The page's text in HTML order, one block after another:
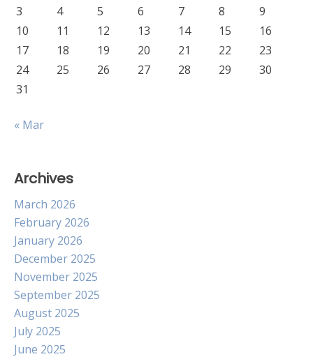
3 4 5 6 7 8
9
10
11 12 13 14 15
16
17
18 19 20 21 22
23
24
25 26 27 28 29
30
31
« Mar
Archives
March 2026
February 2026
January 2026
December 2025
November 2025
September 2025
August 2025
July 2025
June 2025